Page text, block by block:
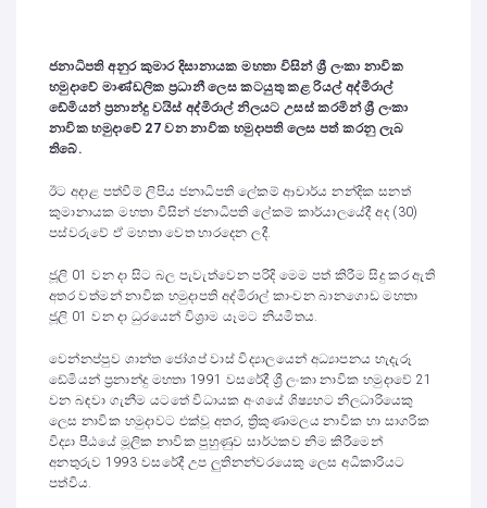
ජනාධිපති අනුර කුමාර දිසානායක මහතා විසින් ශ්‍රී ලංකා නාවික
හමුදාවේ මාණ්ඩලික ප්‍රධානී ලෙස කටයුතු කළ රියල් අද්මිරාල්
ඩේමියන් ප්‍රනාන්දු වයිස් අද්මිරාල් නිලයට උසස් කරමින් ශ්‍රී ලංකා
නාවික හමුදාවේ 27 වන නාවික හමුදාපති ලෙස පත් කරනු ලැබ
තිබේ.
ඊට අදාළ පත්වීම් ලිපිය ජනාධිපති ලේකම් ආචාර්ය නන්දික සනත්
කුමානායක මහතා විසින් ජනාධිපති ලේකම් කාර්යාලයේදී අද (30)
පස්වරුවේ ඒ මහතා වෙත භාරදෙන ලදී.
ජූලි 01 වන දා සිට බල පැවැත්වෙන පරිදි මෙම පත් කිරීම සිදු කර ඇති
අතර වත්මන් නාවික හමුදාපති අද්මිරාල් කාංචන බානගොඩ මහතා
ජූලි 01 වන දා ධුරයෙන් විශ්‍රාම යෑමට නියමිතය.
වෙන්නප්පුව ශාන්ත ජෝශප් වාස් විද්‍යාලයෙන් අධ්‍යාපනය හැදැරූ
ඩේමියන් ප්‍රනාන්දු මහතා 1991 වසරේදී ශ්‍රී ලංකා නාවික හමුදාවේ 21
වන බඳවා ගැනීම යටතේ විධායක අංශයේ ශිෂ්‍යභට නිලධාරියෙකු
ලෙස නාවික හමුදාවට එක්වූ අතර, ත්‍රිකුණාමලය නාවික හා සාගරික
විද්‍යා පීඨයේ මූලික නාවික පුහුණුව සාර්ථකව නිම කිරීමෙන්
අනතුරුව 1993 වසරේදී උප ලුතිනන්වරයෙකු ලෙස අධිකාරියට
පත්විය.